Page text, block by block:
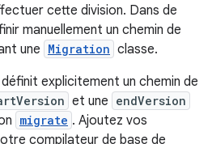
cette division. Dans de
manuellement un chemin de
une Migration classe.
définit explicitement un chemin de
et une endVersion
migrate . Ajoutez vos
compilateur de base de